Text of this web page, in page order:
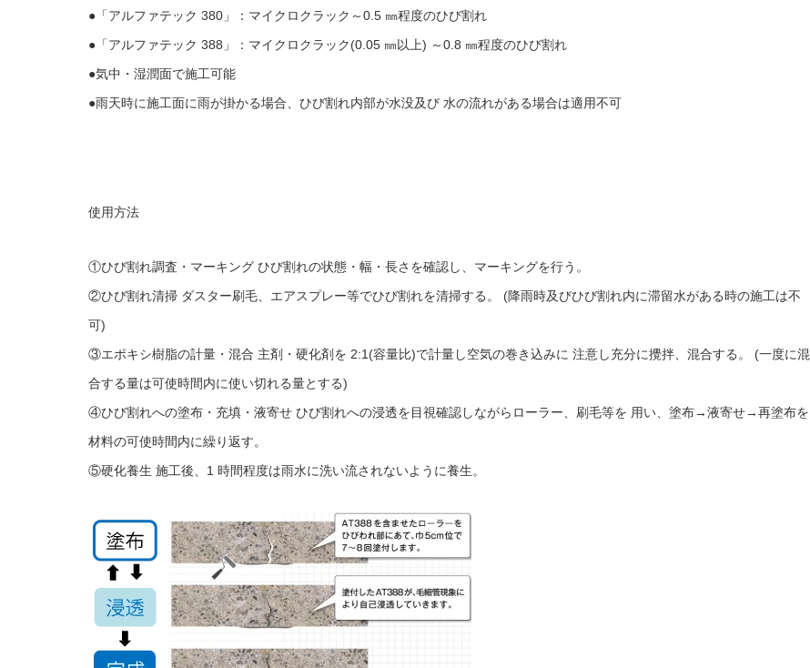
●「アルファテック 380」：マイクロクラック～0.5 ㎜程度のひび割れ
●「アルファテック 388」：マイクロクラック(0.05 ㎜以上) ～0.8 ㎜程度のひび割れ
●気中・湿潤面で施工可能
●雨天時に施工面に雨が掛かる場合、ひび割れ内部が水没及び 水の流れがある場合は適用不可
使用方法
①ひび割れ調査・マーキング ひび割れの状態・幅・長さを確認し、マーキングを行う。
②ひび割れ清掃 ダスター刷毛、エアスプレー等でひび割れを清掃する。 (降雨時及びひび割れ内に滞留水がある時の施工は不
可)
③エポキシ樹脂の計量・混合 主剤・硬化剤を 2:1(容量比)で計量し空気の巻き込みに 注意し充分に攪拌、混合する。 (一度に混
合する量は可使時間内に使い切れる量とする)
④ひび割れへの塗布・充填・液寄せ ひび割れへの浸透を目視確認しながらローラー、刷毛等を 用い、塗布→液寄せ→再塗布を
材料の可使時間内に繰り返す。
⑤硬化養生 施工後、1 時間程度は雨水に洗い流されないように養生。